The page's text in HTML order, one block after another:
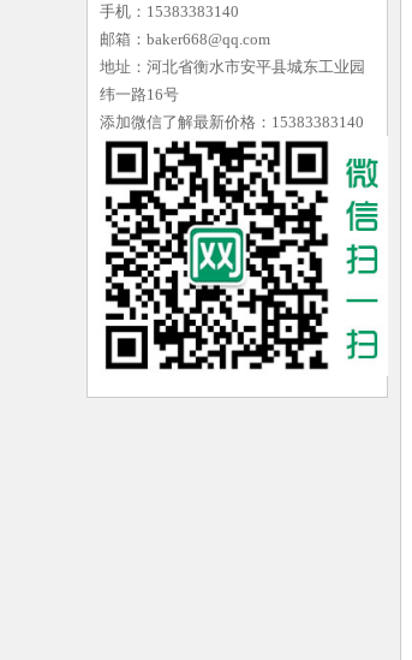
手机：15383383140
邮箱：baker668@qq.com
地址：河北省衡水市安平县城东工业园
纬一路16号
添加微信了解最新价格：15383383140